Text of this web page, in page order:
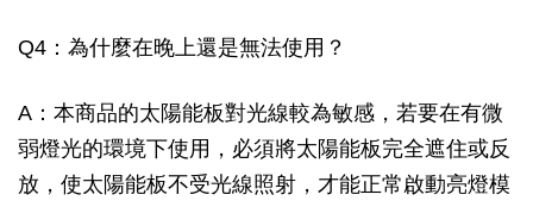
Q4：為什麼在晚上還是無法使用？
A：本商品的太陽能板對光線較為敏感，若要在有微
弱燈光的環境下使用，必須將太陽能板完全遮住或反
放，使太陽能板不受光線照射，才能正常啟動亮燈模